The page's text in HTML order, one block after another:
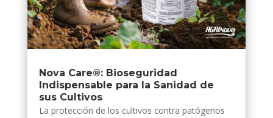
Nova Care®: Bioseguridad
Indispensable para la Sanidad de
sus Cultivos
La protección de los cultivos contra patógenos